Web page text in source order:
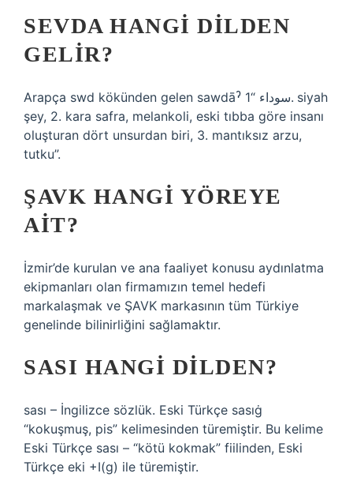
SEVDA HANGI DILDEN
GELIR?
Arapça swd kökünden gelen sawdāˀ سوداء “1. siyah
şey, 2. kara safra, melankoli, eski tıbba göre insanı
oluşturan dört unsurdan biri, 3. mantıksız arzu,
tutku”.
ŞAVK HANGI YÖREYE
AIT?
İzmir’de kurulan ve ana faaliyet konusu aydınlatma
ekipmanları olan firmamızın temel hedefi
markalaşmak ve ŞAVK markasının tüm Türkiye
genelinde bilinirliğini sağlamaktır.
SASI HANGI DILDEN?
sası – İngilizce sözlük. Eski Türkçe sasıġ
“kokuşmuş, pis” kelimesinden türemiştir. Bu kelime
Eski Türkçe sası – “kötü kokmak” fiilinden, Eski
Türkçe eki +I(g) ile türemiştir.